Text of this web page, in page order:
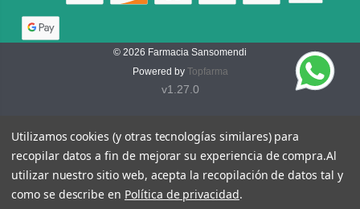
© 2026 Farmacia Sansomendi
Powered by Topfarma
v1.27.0
Utilizamos cookies (y otras tecnologías similares) para
recopilar datos a fin de mejorar su experiencia de compra.Al
utilizar nuestro sitio web, acepta la recopilación de datos tal y
como se describe en Política de privacidad.